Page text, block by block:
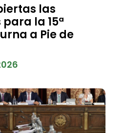
las
la 15ª
a Pie de